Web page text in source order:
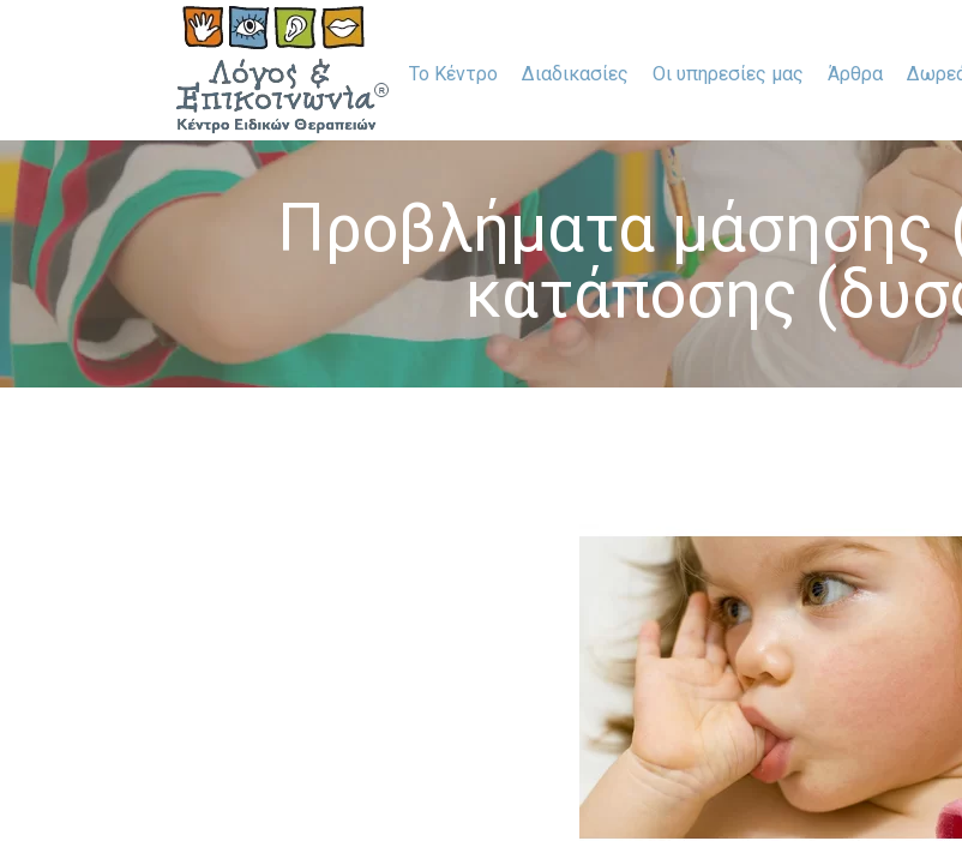
Το Κέντρο Διαδικασίες Οι υπηρεσίες μας Άρθρα
Προβλήματα μάσησης
κατάποσης